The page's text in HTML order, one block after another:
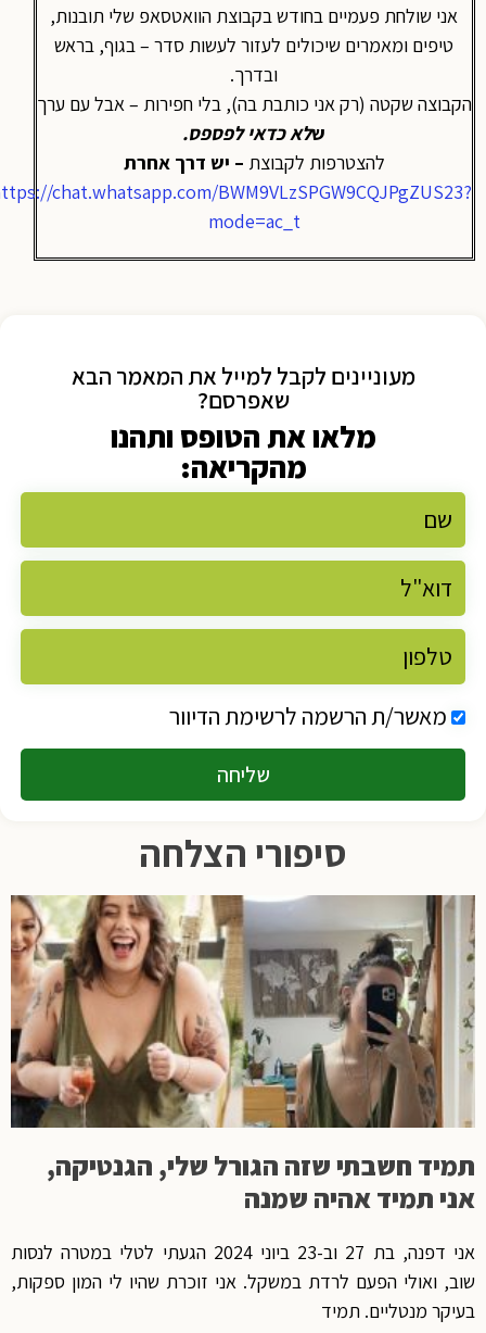
אני שולחת פעמיים בחודש בקבוצת הוואטסאפ שלי תובנות,
טיפים ומאמרים שיכולים לעזור לעשות סדר – בגוף, בראש
ובדרך.
הקבוצה שקטה (רק אני כותבת בה), בלי חפירות – אבל עם ערך
שלא כדאי לפספס.
להצטרפות לקבוצת – יש דרך אחרת
chat.whatsapp.com/BWM9VLzSPGW9CQJPgZUS23?
mode=ac_t
מעוניינים לקבל למייל את המאמר הבא
שאפרסם?
מלאו את הטופס ותהנו
מהקריאה:
מאשר/ת הרשמה לרשימת הדיוור
שליחה
סיפורי הצלחה
תמיד חשבתי שזה הגורל שלי, הגנטיקה,
אני תמיד אהיה שמנה
אני דפנה, בת 27 וב-23 ביוני 2024 הגעתי לטלי במטרה לנסות
שוב, ואולי הפעם לרדת במשקל. אני זוכרת שהיו לי המון ספקות,
בעיקר מנטליים. תמיד